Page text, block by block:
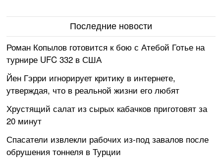
Последние новости
Роман Копылов готовится к бою с Атебой Готье на
турнире UFC 332 в США
Йен Гэрри игнорирует критику в интернете,
утверждая, что в реальной жизни его любят
Хрустящий салат из сырых кабачков приготовят за
20 минут
Спасатели извлекли рабочих из-под завалов после
обрушения тоннеля в Турции